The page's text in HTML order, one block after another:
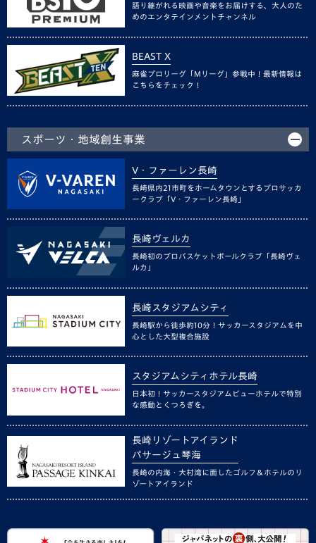
語り継がれる映画や音楽をお届けする、大人のた
めのエンタテインメントチャンネル
BEAST X
麻雀プロリーグ「Mリーグ」参戦中！最新情報は
こちらをチェック！
スポーツ・地域創生事業
V・ファーレン長崎
長崎県内21市町をホームタウンとするプロサッカ
ークラブ「V・ファーレン長崎」
長崎ヴェルカ
長崎初のプロバスケットボールクラブ「長崎ヴェ
ルカ」
長崎スタジアムシティ
長崎駅から徒歩約10分！サッカースタジアムを中
心とした大型複合施設
スタジアムシティホテル長崎
日本初！サッカースタジアムビューホテルで特別
な感動とくつろぎを。
長崎リゾートアイランド
パサージュ琴海
長崎の内海・大村湾に面したゴルフ＆ホテルのリ
ゾートアイランド